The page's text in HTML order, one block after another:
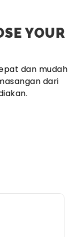
YOUR
dan mudah
dari